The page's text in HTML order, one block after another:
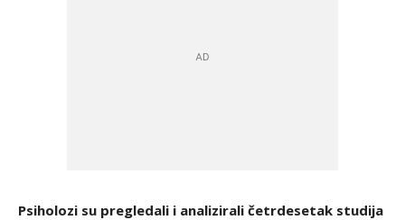
Psiholozi su pregledali i analizirali četrdesetak studija